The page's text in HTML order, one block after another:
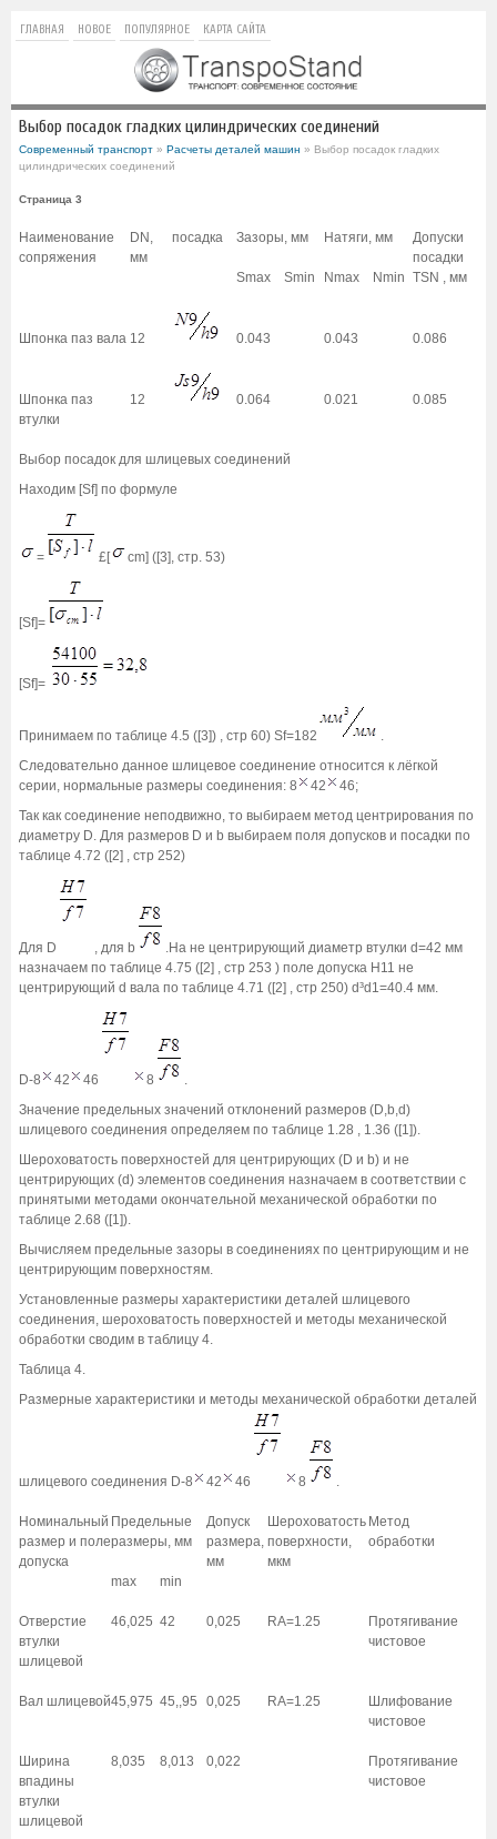
ГЛАВНАЯ НОВОЕ ПОПУЛЯРНОЕ КАРТА САЙТА
Выбор посадок гладких цилиндрических соединений
Современный транспорт » Расчеты деталей машин » Выбор посадок гладких
цилиндрических соединений
Страница 3
Наименование
сопряжения
DN,
мм
посадка Зазоры, мм Натяги, мм
Допуски
посадки
TSN , мм
Smax Smin Nmax Nmin
Шпонка паз вала 12 0.043 0.043 0.086
Шпонка паз
втулки
12 0.064 0.021 0.085
Выбор посадок для шлицевых соединений
Находим [Sf] по формуле
= £[ cm] ([3], стр. 53)
[Sf]=
[Sf]=
Принимаем по таблице 4.5 ([3]) , стр 60) Sf=182
.
Следовательно данное шлицевое соединение относится к лёгкой
серии, нормальные размеры соединения: 8
42
46;
Так как соединение неподвижно, то выбираем метод центрирования по
диаметру D. Для размеров D и b выбираем поля допусков и посадки по
таблице 4.72 ([2] , стр 252)
Для D , для b
.На не центрирующий диаметр втулки d=42 мм
назначаем по таблице 4.75 ([2] , стр 253 ) поле допуска H11 не
центрирующий d вала по таблице 4.71 ([2] , стр 250) d³d1=40.4 мм.
D-8 42 46 8
.
Значение предельных значений отклонений размеров (D,b,d)
шлицевого соединения определяем по таблице 1.28 , 1.36 ([1]).
Шероховатость поверхностей для центрирующих (D и b) и не
центрирующих (d) элементов соединения назначаем в соответствии с
принятыми методами окончательной механической обработки по
таблице 2.68 ([1]).
Вычисляем предельные зазоры в соединениях по центрирующим и не
центрирующим поверхностям.
Установленные размеры характеристики деталей шлицевого
соединения, шероховатость поверхностей и методы механической
обработки сводим в таблицу 4.
Таблица 4.
Размерные характеристики и методы механической обработки деталей
шлицевого соединения D-8 42 46 8 .
Номинальный
размер и поле
допуска
Предельные
размеры, мм
Допуск
размера,
мм
Шероховатость
поверхности,
мкм
Метод
обработки
max min
Отверстие
втулки
шлицевой
46,025 42 0,025 RA=1.25
Протягивание
чистовое
Вал шлицевой45,975 45,,95 0,025 RA=1.25
Шлифование
чистовое
Ширина
впадины
втулки
шлицевой
8,035 8,013 0,022
Протягивание
чистовое